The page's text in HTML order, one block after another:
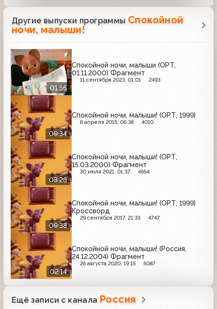
Другие выпуски программы Спокойной
ночи, малыши!
01:55
Спокойной ночи, малыши (ОРТ,
01.11.2000) Фрагмент
11 сентября 2023, 01:01 2493
09:34
Спокойной ночи, малыши! (ОРТ, 1999)
6 апреля 2015, 06:38 4010
03:26
Спокойной ночи, малыши! (ОРТ,
15.03.2000) Фрагмент
30 июля 2021, 01:37 4654
09:38
Спокойной ночи, малыши! (ОРТ, 1999)
Кроссворд
29 сентября 2017, 21:33 4747
02:14
Спокойной ночи, малыши! (Россия,
24.12.2004) Фрагмент
26 августа 2020, 19:15 5087
Ещё записи с канала Россия